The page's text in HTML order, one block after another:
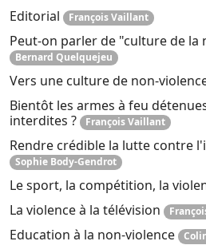
Editorial François Vaillant
Peut-on parler de "culture de la
Bernard Quelquejeu
Vers une culture de non-
Bientôt les armes à feu
interdites ?
François Vaillant
Rendre crédible la lutte contre
Sophie Body-Gendrot
Le sport, la compétition, la
La violence à la télévision
Education à la non-violence